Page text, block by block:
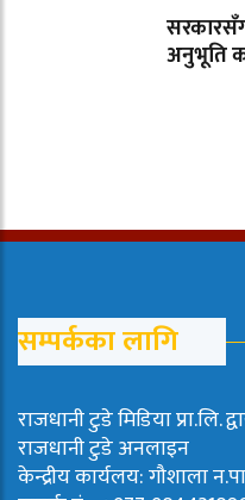
सरकारसँग
अनुभूति
सम्पर्कका लागि
राजधानी टुडे मिडिया प्रा.लि.
राजधानी टुडे अनलाइन
केन्द्रीय कार्यलय: गौशाला